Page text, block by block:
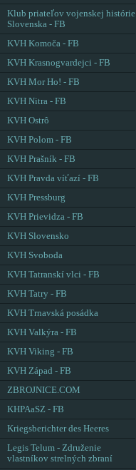
Klub priateľov vojenskej histórie
Slovenska - FB
KVH Komoča - FB
KVH Krasnogvardejci - FB
KVH Mor Ho! - FB
KVH Nitra - FB
KVH Ostrô
KVH Polom - FB
KVH Prašník - FB
KVH Pravda víťazí - FB
KVH Pressburg
KVH Prievidza - FB
KVH Slovensko
KVH Svoboda
KVH Tatranskí vlci - FB
KVH Tatry - FB
KVH Trnavská posádka
KVH Valkýra - FB
KVH Viking - FB
KVH Západ - FB
ZBROJNICE.COM
KHPAaSZ - FB
Kriegsberichter des Heeres
Legis Telum - Združenie
vlastníkov strelných zbraní